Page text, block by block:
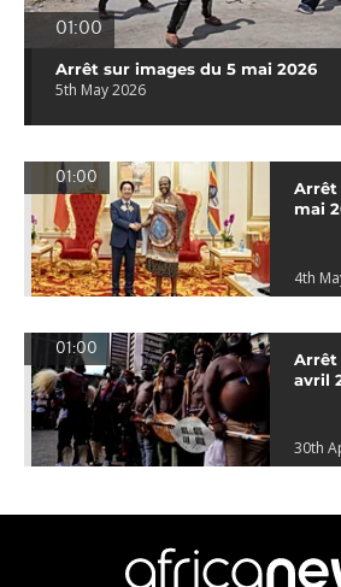
01:00
Arrêt sur images du 5 mai 2026
5th May 2026
01:00
Arrêt
mai
4th
01:00
Arrêt
avril
30th